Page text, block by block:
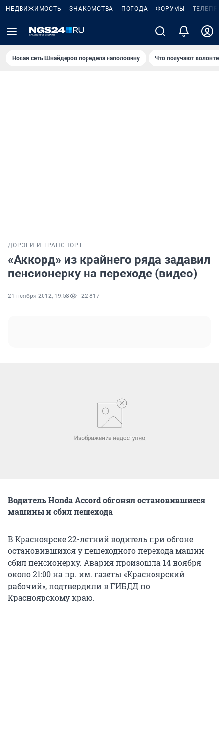
НЕДВИЖИМОСТЬ ЗНАКОМСТВА ПОГОДА ФОРУМЫ
Новая сеть Шнайдеров поредела наполовину Что получают
ДОРОГИ И ТРАНСПОРТ
«Аккорд» из крайнего ряда задавил
пенсионерку на переходе (видео)
21 ноября 2012, 19:58 22 817
Водитель Honda Accord обгонял остановившиеся
машины и сбил пешехода
В Красноярске 22-летний водитель при обгоне
остановившихся у пешеходного перехода машин
сбил пенсионерку. Авария произошла 14 ноября
около 21:00 на пр. им. газеты «Красноярский
рабочий», подтвердили в ГИБДД по
Красноярскому краю.